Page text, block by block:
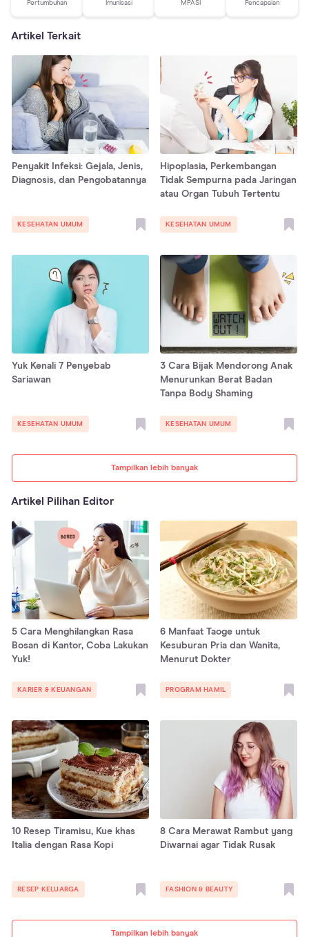
Pertumbuhan Imunisasi MPASI Pencapaian
Artikel Terkait
Tampilkan lebih banyak
Penyakit Infeksi: Gejala, Jenis,
Diagnosis, dan Pengobatannya
KESEHATAN UMUM
Hipoplasia, Perkembangan
Tidak Sempurna pada Jaringan
atau Organ Tubuh Tertentu
KESEHATAN UMUM
Yuk Kenali 7 Penyebab
Sariawan
KESEHATAN UMUM
3 Cara Bijak Mendorong Anak
Menurunkan Berat Badan
Tanpa Body Shaming
KESEHATAN UMUM
Artikel Pilihan Editor
Tampilkan lebih banyak
5 Cara Menghilangkan Rasa
Bosan di Kantor, Coba Lakukan
Yuk!
KARIER & KEUANGAN
6 Manfaat Taoge untuk
Kesuburan Pria dan Wanita,
Menurut Dokter
PROGRAM HAMIL
10 Resep Tiramisu, Kue khas
Italia dengan Rasa Kopi
RESEP KELUARGA
8 Cara Merawat Rambut yang
Diwarnai agar Tidak Rusak
FASHION & BEAUTY